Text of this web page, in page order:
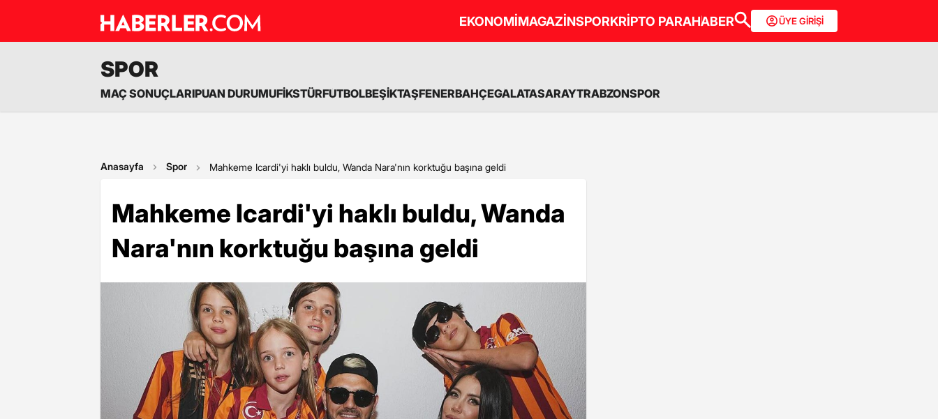
EKONOMİMAGAZİNSPORKRİPTO PARAHABER ÜYE GİRİŞİ
SPOR
MAÇ SONUÇLARIPUAN DURUMUFİKSTÜRFUTBOLBEŞİKTAŞFENERBAHÇEGALATASARAYTRABZONSPOR
Anasayfa Spor Mahkeme Icardi'yi haklı buldu, Wanda Nara'nın korktuğu başına geldi
Mahkeme Icardi'yi haklı buldu, Wanda
Nara'nın korktuğu başına geldi